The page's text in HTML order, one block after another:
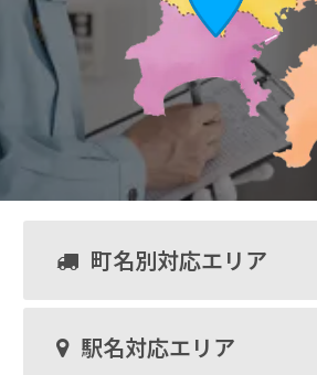
町名別対応エリア
駅名対応エリア